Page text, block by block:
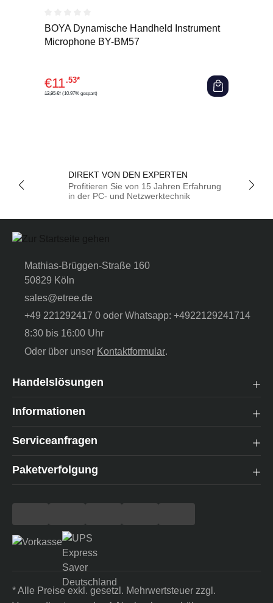
Durchschnittliche Bewertung von 0 von 5 Sternen
BOYA Dynamische Handheld Instrument
Microphone BY-BM57
€11.53*
12,95 €* (10.97% gespart)
DIREKT VON DEN EXPERTEN
Profitieren Sie von 15 Jahren Erfahrung
in der PC- und Netzwerktechnik
Mathias-Brüggen-Straße 160
50829 Köln
sales@etree.de
+49 221292417 0 oder Whatsapp: +4922129241714
8:30 bis 16:00 Uhr
Oder über unser Kontaktformular.
Handelslösungen
Informationen
Serviceanfragen
Paketverfolgung
* Alle Preise exkl. gesetzl. Mehrwertsteuer zzgl.